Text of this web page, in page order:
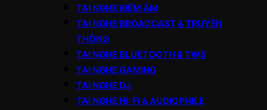
TAI NGHE KIỂM ÂM
TAI NGHE BROADCAST & TRUYỀN
THÔNG
TAI NGHE BLUETOOTH & TWS
TAI NGHE GAMING
TAI NGHE DJ
TAI NGHE HI-FI & AUDIOPHILE